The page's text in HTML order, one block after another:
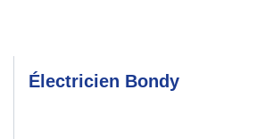
Électricien Bondy